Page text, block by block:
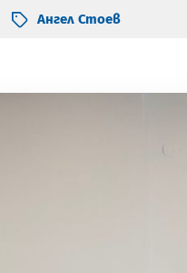
Ангел Стоев